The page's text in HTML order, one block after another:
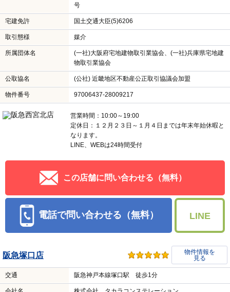
号
宅建免許 国土交通大臣(5)6206
取引態様 媒介
所属団体名
(一社)大阪府宅地建物取引業協会、(一社)兵庫県宅地建
物取引業協会
公取協名 (公社) 近畿地区不動産公正取引協議会加盟
物件番号 97006437-28009217
営業時間：10:00～19:00
定休日：１２月２３日～１月４日までは年末年始休暇と
なります。
LINE、WEBは24時間受付
この店舗に問い合わせる（無料）
電話で問い合わせる（無料） LINE
阪急塚口店
物件情報を
見る
交通 阪急神戸本線塚口駅 徒歩1分